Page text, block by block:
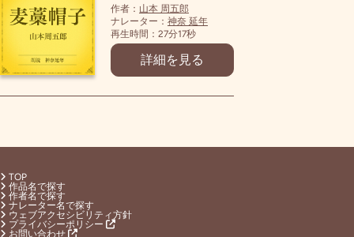
作者： 山本 周五郎
ナレーター： 神奈 延年
再生時間：27分17秒
詳細を見る
TOP
作品名で探す
作者名で探す
ナレーター名で探す
ウェブアクセシビリティ方針
プライバシーポリシー
お問い合わせ